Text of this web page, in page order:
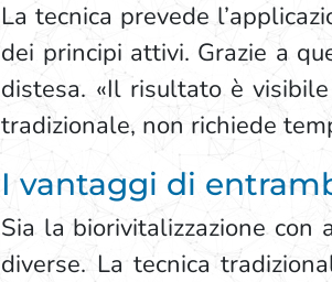
La tecnica prevede
dei principi attivi. Grazie a
distesa. «Il risultato è
tradizionale, non richiede
I vantaggi di
Sia la biorivitalizzazione con
diverse. La tecnica